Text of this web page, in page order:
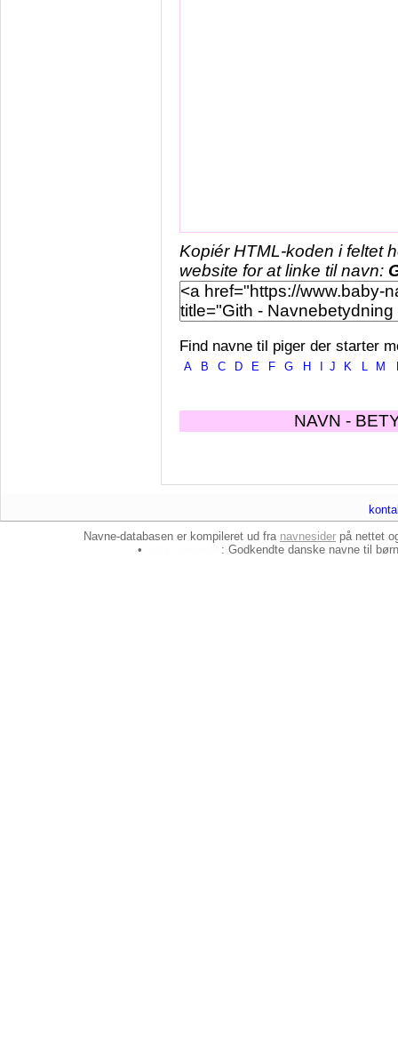
Kopiér HTML-koden i feltet
website for at linke til navn:
Find navne til piger der starter
A B C D E F G H J K L M
NAVN -
Navne-databasen er kompileret ud fra navnesider på nettet
•
: Godkendte danske navne til børn